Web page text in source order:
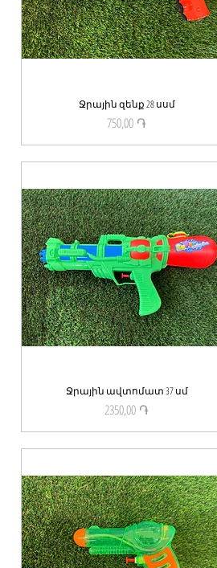
Quick View
Ջրային զենք 28 սսմ
Price
750,00 ֏
Quick View
Ջրային ավտոմատ 37 սմ
Price
2350,00 ֏